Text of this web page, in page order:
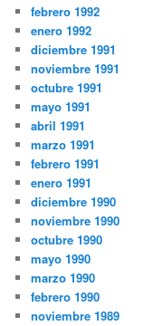
febrero 1992
enero 1992
diciembre 1991
noviembre 1991
octubre 1991
mayo 1991
abril 1991
marzo 1991
febrero 1991
enero 1991
diciembre 1990
noviembre 1990
octubre 1990
mayo 1990
marzo 1990
febrero 1990
noviembre 1989